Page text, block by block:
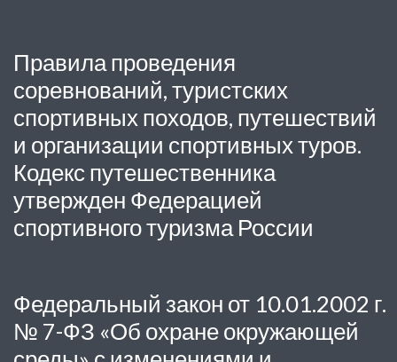
Правила проведения
соревнований, туристских
спортивных походов, путешествий
и организации спортивных туров.
Кодекс путешественника
утвержден Федерацией
спортивного туризма России
Федеральный закон от 10.01.2002 г.
№ 7-ФЗ «Об охране окружающей